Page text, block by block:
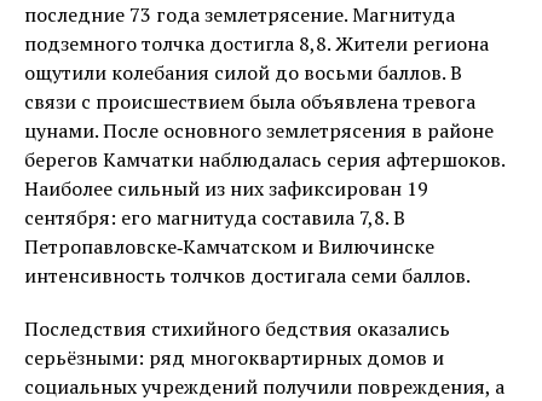
последние 73 года землетрясение. Магнитуда
подземного толчка достигла 8,8. Жители региона
ощутили колебания силой до восьми баллов. В
связи с происшествием была объявлена тревога
цунами. После основного землетрясения в районе
берегов Камчатки наблюдалась серия афтершоков.
Наиболее сильный из них зафиксирован 19
сентября: его магнитуда составила 7,8. В
Петропавловске‑Камчатском и Вилючинске
интенсивность толчков достигала семи баллов.
Последствия стихийного бедствия оказались
серьёзными: ряд многоквартирных домов и
социальных учреждений получили повреждения, а